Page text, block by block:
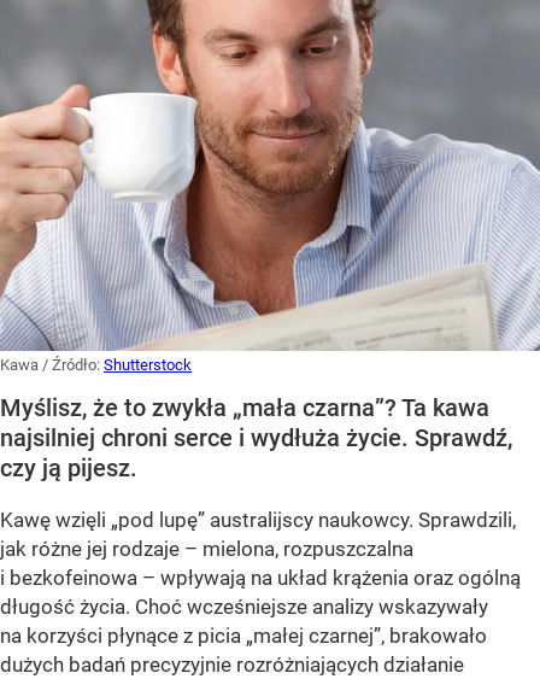
Kawa / Źródło: Shutterstock
Myślisz, że to zwykła „mała czarna”? Ta kawa
najsilniej chroni serce i wydłuża życie. Sprawdź,
czy ją pijesz.
Kawę wzięli „pod lupę” australijscy naukowcy. Sprawdzili,
jak różne jej rodzaje – mielona, rozpuszczalna
i bezkofeinowa – wpływają na układ krążenia oraz ogólną
długość życia. Choć wcześniejsze analizy wskazywały
na korzyści płynące z picia „małej czarnej”, brakowało
dużych badań precyzyjnie rozróżniających działanie